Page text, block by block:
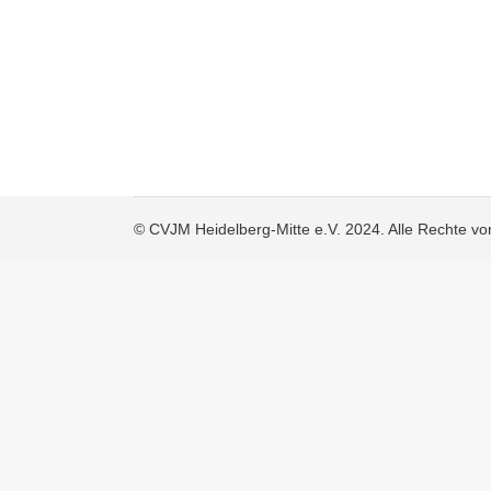
© CVJM Heidelberg-Mitte e.V. 2024. Alle Rechte